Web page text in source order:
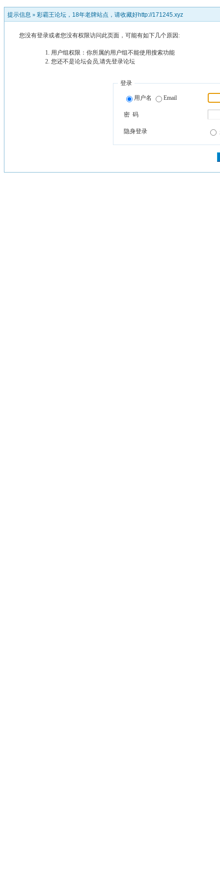
提示信息 » 彩霸王论坛，18年老牌站点，请收藏好http://171245.xyz
您没有登录或者您没有权限访问此页面，可能有如下几个原因:
用户组权限：你所属的用户组不能使用搜索功能
您还不是论坛会员,请先登录论坛
登录
用户名 Email
密 码
隐身登录